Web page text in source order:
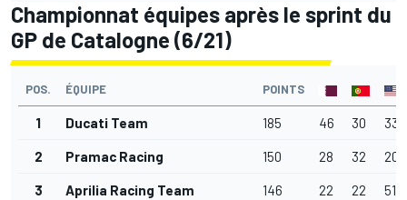
Championnat équipes après le sprint du
GP de Catalogne (6/21)
POS. ÉQUIPE POINTS
1 Ducati Team 185 46 30 33
2 Pramac Racing 150 28 32 20
3 Aprilia Racing Team 146 22 22 51